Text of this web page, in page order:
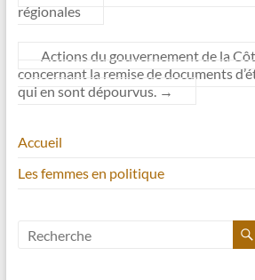
régionales
Actions du gouvernement de la
concernant la remise de documents
qui en sont dépourvus. →
Accueil
Les femmes en politique